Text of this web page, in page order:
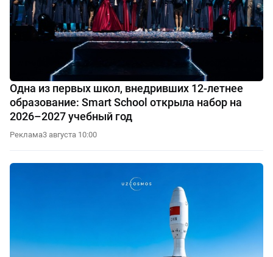
Одна из первых школ, внедривших 12-летнее
образование: Smart School открыла набор на
2026–2027 учебный год
Реклама3 августа 10:00